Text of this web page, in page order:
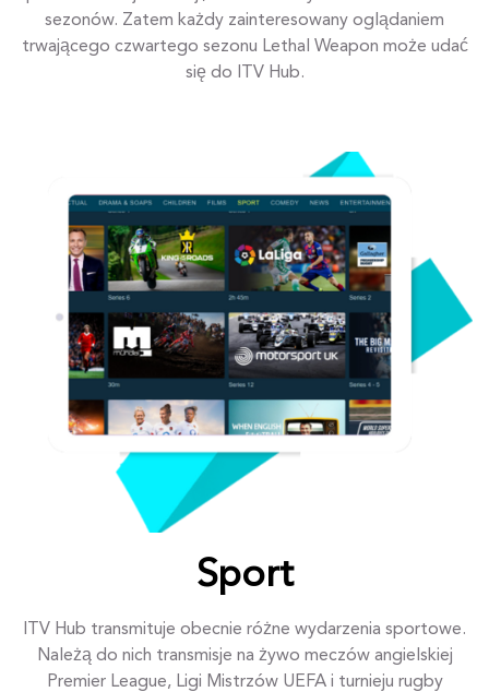
sezonów. Zatem każdy zainteresowany oglądaniem
trwającego czwartego sezonu Lethal Weapon może udać
się do ITV Hub.
Sport
ITV Hub transmituje obecnie różne wydarzenia sportowe.
Należą do nich transmisje na żywo meczów angielskiej
Premier League, Ligi Mistrzów UEFA i turnieju rugby